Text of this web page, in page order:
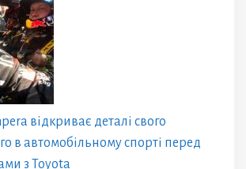
відкриває деталі свого
в автомобільному спорті перед
з Toyota